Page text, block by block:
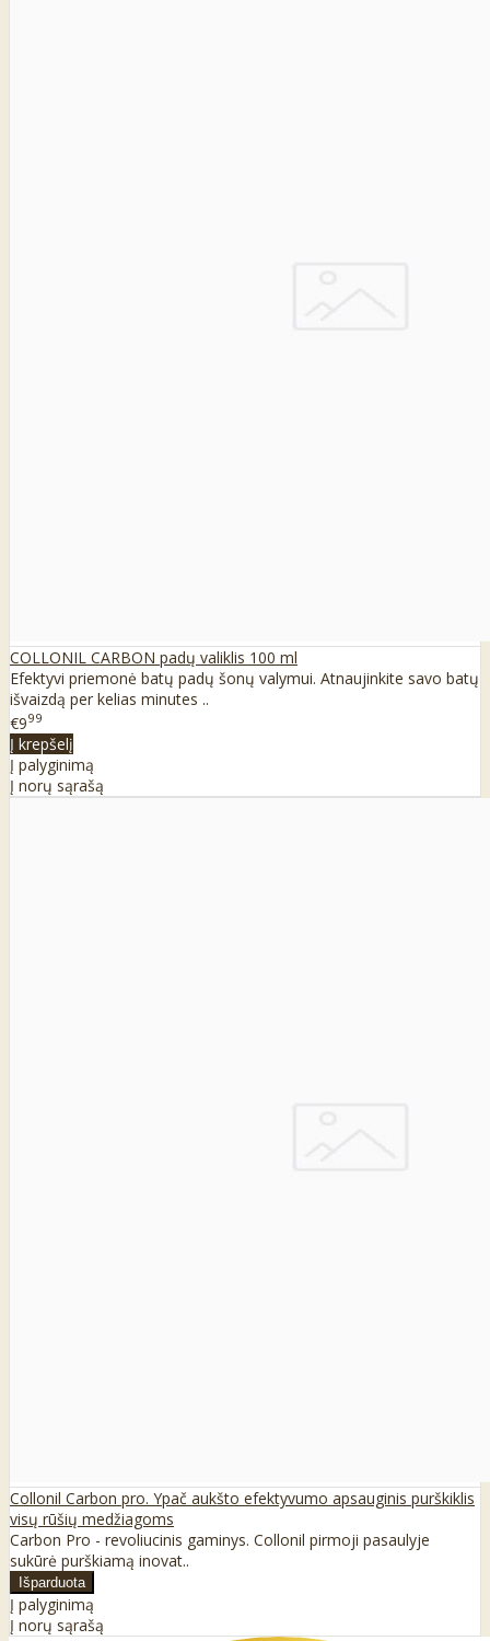
COLLONIL CARBON padų valiklis 100 ml
Efektyvi priemonė batų padų šonų valymui. Atnaujinkite savo batų
išvaizdą per kelias minutes ..
€999
Į krepšelį
Į palyginimą
Į norų sąrašą
Collonil Carbon pro. Ypač aukšto efektyvumo apsauginis purškiklis
visų rūšių medžiagoms
Carbon Pro - revoliucinis gaminys. Collonil pirmoji pasaulyje
sukūrė purškiamą inovat..
Į palyginimą
Į norų sąrašą